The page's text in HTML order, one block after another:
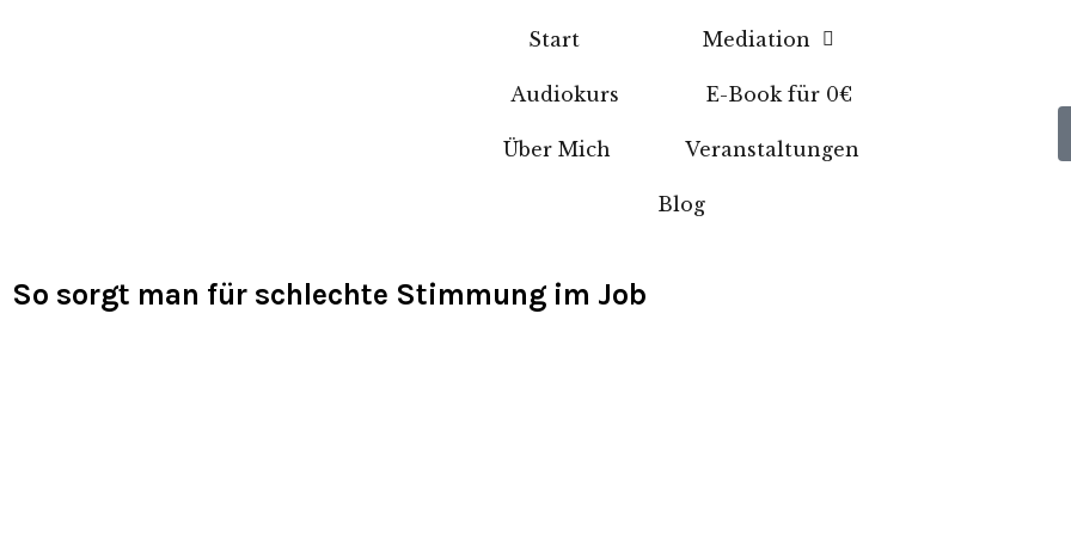
Start Mediation
Audiokurs E-Book für 0€
Über Mich Veranstaltungen
Blog
So sorgt man für schlechte Stimmung im Job